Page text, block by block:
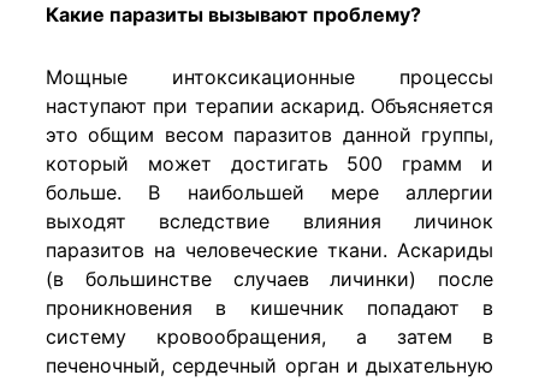
Какие паразиты вызывают проблему?
Мощные интоксикационные процессы
наступают при терапии аскарид. Объясняется
это общим весом паразитов данной группы,
который может достигать 500 грамм и
больше. В наибольшей мере аллергии
выходят вследствие влияния личинок
паразитов на человеческие ткани. Аскариды
(в большинстве случаев личинки) после
проникновения в кишечник попадают в
систему кровообращения, а затем в
печеночный, сердечный орган и дыхательную